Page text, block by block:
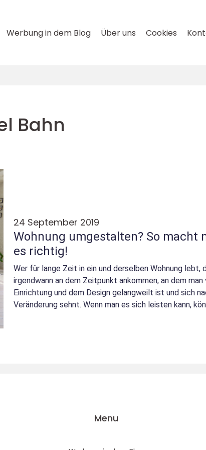
Werbung in dem Blog Über uns Cookies
Bahn
24 September 2019
Wohnung umgestalten? So macht
es richtig!
Wer für lange Zeit in ein und derselben Wohnung lebt,
irgendwann an dem Zeitpunkt ankommen, an dem man
Einrichtung und dem Design gelangweilt ist und sich
Veränderung sehnt. Wenn man es sich leisten kann,
Menu